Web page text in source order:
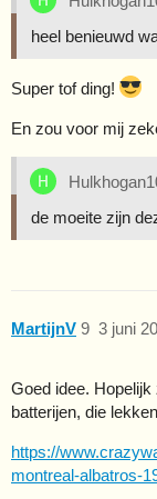
heel benieuwd
Super tof ding!
En zou voor mij
de moeite zijn
MartijnV 3 juni
9
Goed idee.
batterijen, die
https://
montreal-albatros-